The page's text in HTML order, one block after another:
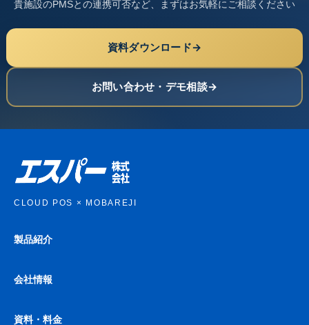
貴施設のPMSとの連携可否など、まずはお気軽にご相談ください
資料ダウンロード
お問い合わせ・デモ相談
CLOUD POS × MOBAREJI
製品紹介
会社情報
資料・料金